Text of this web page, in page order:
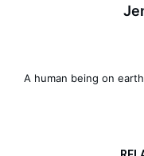
A human being on